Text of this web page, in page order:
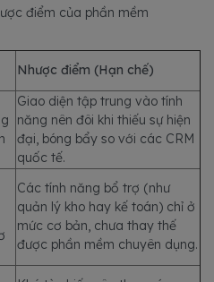
điểm của phần mềm
Nhược điểm (Hạn chế)
Giao diện tập trung vào tính
năng nên đôi khi thiếu sự hiện
đại, bóng bẩy so với các CRM
quốc tế.
Các tính năng bổ trợ (như
quản lý kho hay kế toán) chỉ ở
mức cơ bản, chưa thay thế
được phần mềm chuyên dụng.